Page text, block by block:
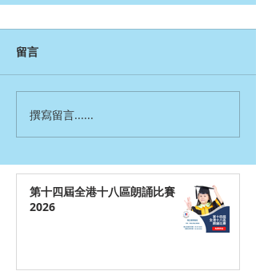
留言
撰寫留言......
第十四屆全港十八區朗誦比賽
2026